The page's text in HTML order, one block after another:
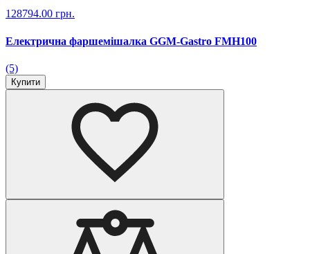
128794.00 грн.
Електрична фаршемішалка GGM-Gastro FMH100
(5)
Купити